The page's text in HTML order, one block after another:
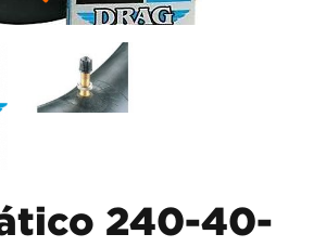
240-40-